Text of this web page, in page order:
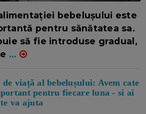
bebelușului este
pentru sănătatea sa.
să fie introduse gradual,
...
viață al bebelușului: Avem cate
pentru fiecare luna - si ai
va ajuta